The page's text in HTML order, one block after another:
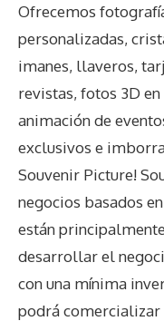
Ofrecemos
personalizadas,
imanes, llaveros,
revistas, fotos 3D
animación de
exclusivos e
Souvenir Picture!
negocios basados
están
desarrollar el
con una mínima
podrá comercializar